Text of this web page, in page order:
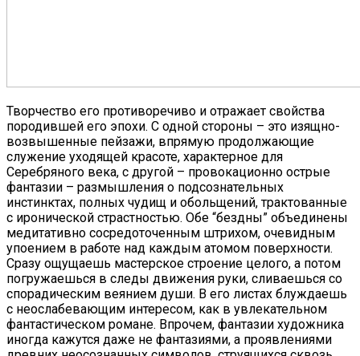
Творчество его противоречиво и отражает свойства
породившей его эпохи. С одной стороны – это изящно-
возвышенные пейзажи, впрямую продолжающие
служение уходящей красоте, характерное для
Серебряного века, с другой – провокационно острые
фантазии – размышления о подсознательных
инстинктах, полных чудищ и обольщений, трактованные
с иронической страстностью. Обе “бездны” объединены
медитативно сосредоточенным штрихом, очевидным
упоением в работе над каждым атомом поверхности.
Cразу ощущаешь мастерское строение целого, а потом
погружаешься в следы движения руки, сливаешься со
спорадическим веянием души. В его листах блуждаешь
с неослабевающим интересом, как в увлекательном
фантастическом романе. Впрочем, фантазии художника
иногда кажутся даже не фантазиями, а проявлениями